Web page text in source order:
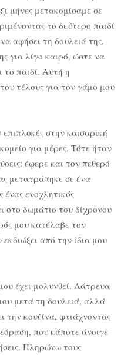
μήνες μετακομίσαμε σε
το δεύτερο παιδί
αφήσει τη δουλειά της,
για λίγο καιρό, ώστε να
το παιδί. Αυτή η
τέλους για τον γάμο μου
στην καισαρική
για μέρες. Τότε ήταν
έφερε και τον πεθερό
μετατράπηκε σε ένα
ενοχλητικός
στο δωμάτιο του δίχρονου
μου κατέλαβε τον
από την ίδια μου
έχει μολυνθεί. Λάτρευα
μετά τη δουλειά, αλλά
την κουζίνα, φτιάχνοντας
που κάποτε άνοιγε
Πληρώνω τους